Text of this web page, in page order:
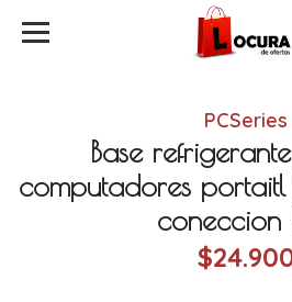
PCSeries
Base
computadores
coneccion